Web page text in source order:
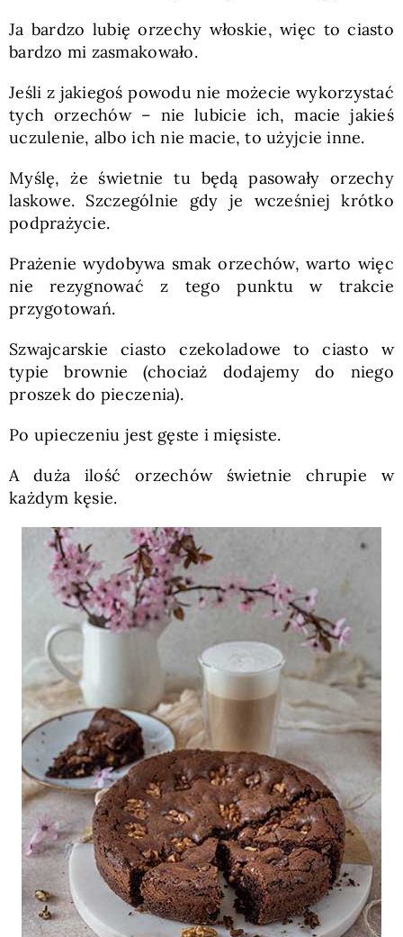
Ja bardzo lubię orzechy włoskie, więc to ciasto
bardzo mi zasmakowało.
Jeśli z jakiegoś powodu nie możecie wykorzystać
tych orzechów – nie lubicie ich, macie jakieś
uczulenie, albo ich nie macie, to użyjcie inne.
Myślę, że świetnie tu będą pasowały orzechy
laskowe. Szczególnie gdy je wcześniej krótko
podprażycie.
Prażenie wydobywa smak orzechów, warto więc
nie rezygnować z tego punktu w trakcie
przygotowań.
Szwajcarskie ciasto czekoladowe to ciasto w
typie brownie (chociaż dodajemy do niego
proszek do pieczenia).
Po upieczeniu jest gęste i mięsiste.
A duża ilość orzechów świetnie chrupie w
każdym kęsie.